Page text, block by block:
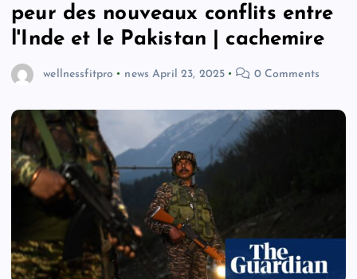
peur des nouveaux conflits entre
l'Inde et le Pakistan | cachemire
wellnessfitpro news April 23, 2025 0 Comments